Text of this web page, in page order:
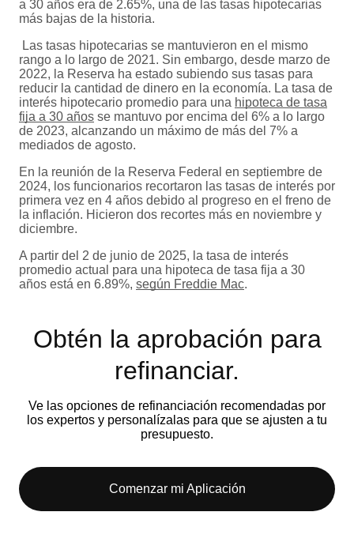
a 30 años era de 2.65%, una de las tasas hipotecarias
más bajas de la historia.
Las tasas hipotecarias se mantuvieron en el mismo
rango a lo largo de 2021. Sin embargo, desde marzo de
2022, la Reserva ha estado subiendo sus tasas para
reducir la cantidad de dinero en la economía. La tasa de
interés hipotecario promedio para una hipoteca de tasa
fija a 30 años se mantuvo por encima del 6% a lo largo
de 2023, alcanzando un máximo de más del 7% a
mediados de agosto.
En la reunión de la Reserva Federal en septiembre de
2024, los funcionarios recortaron las tasas de interés por
primera vez en 4 años debido al progreso en el freno de
la inflación. Hicieron dos recortes más en noviembre y
diciembre.
A partir del 2 de junio de 2025, la tasa de interés
promedio actual para una hipoteca de tasa fija a 30
años está en 6.89%, según Freddie Mac.
Obtén la aprobación para
refinanciar.
Ve las opciones de refinanciación recomendadas por
los expertos y personalízalas para que se ajusten a tu
presupuesto.
Comenzar mi Aplicación